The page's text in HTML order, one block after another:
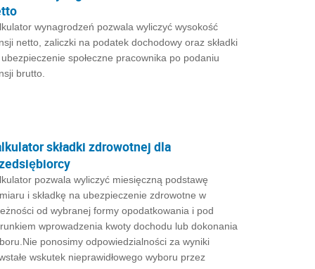
wynagrodzeń pozwala wyliczyć wysokość
netto, zaliczki na podatek dochodowy oraz składki
społeczne pracownika po podaniu
brutto.
składki zdrowotnej dla
pozwala wyliczyć miesięczną podstawę
i składkę na ubezpieczenie zdrowotne w
od wybranej formy opodatkowania i pod
wprowadzenia kwoty dochodu lub dokonania
ponosimy odpowiedzialności za wyniki
wskutek nieprawidłowego wyboru przez